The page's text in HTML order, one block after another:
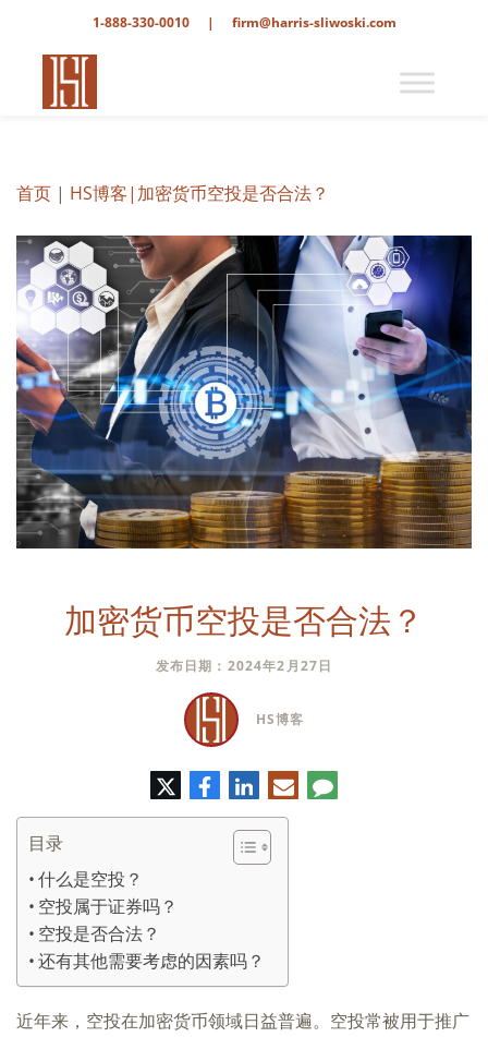
1-888-330-0010 | firm@harris-sliwoski.com
首页 | HS博客|加密货币空投是否合法？
加密货币空投是否合法？
发布日期：2024年2月27日
HS博客
特
脸
书
领
英
电
子
评
论
目录
什么是空投？
空投属于证券吗？
空投是否合法？
还有其他需要考虑的因素吗？
近年来，空投在加密货币领域日益普遍。空投常被用于推广